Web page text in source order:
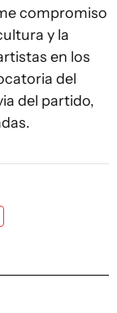
compromiso
y la
en los
del
del partido,